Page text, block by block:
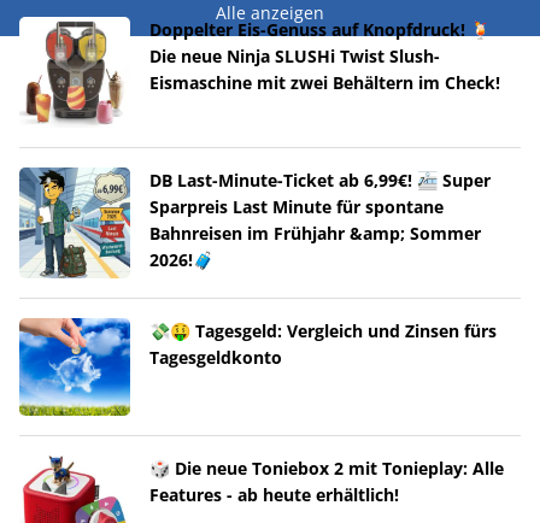
Alle anzeigen
Doppelter Eis-Genuss auf Knopfdruck! 🍹
Die neue Ninja SLUSHi Twist Slush-
Eismaschine mit zwei Behältern im Check!
DB Last-Minute-Ticket ab 6,99€! 🚈 Super
Sparpreis Last Minute für spontane
Bahnreisen im Frühjahr &amp; Sommer
2026!🧳
💸🤑 Tagesgeld: Vergleich und Zinsen fürs
Tagesgeldkonto
🎲 Die neue Toniebox 2 mit Tonieplay: Alle
Features - ab heute erhältlich!